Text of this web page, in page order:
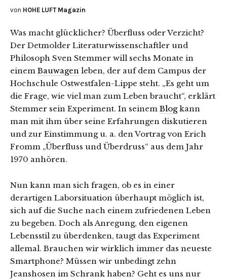
von HOHE LUFT Magazin
Was macht glücklicher? Überfluss oder Verzicht?
Der Detmolder Literaturwissenschaftler und
Philosoph Sven Stemmer will sechs Monate in
einem Bauwagen leben, der auf dem Campus der
Hochschule Ostwestfalen-Lippe steht. „Es geht um
die Frage, wie viel man zum Leben braucht“, erklärt
Stemmer sein Experiment. In seinem Blogkann
man mit ihm über seine Erfahrungen diskutieren
und zur Einstimmung u. a. den Vortrag von Erich
Fromm „Überfluss und Überdruss“ aus dem Jahr
1970 anhören.
Nun kann man sich fragen, ob es in einer
derartigen Laborsituation überhaupt möglich ist,
sich auf die Suche nach einem zufriedenen Leben
zu begeben. Doch als Anregung, den eigenen
Lebensstil zu überdenken, taugt das Experiment
allemal. Brauchen wir wirklich immer das neueste
Smartphone? Müssen wir unbedingt zehn
Jeanshosen im Schrank haben? Geht es uns nur